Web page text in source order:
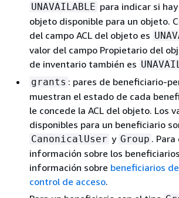
UNAVAILABLE para indicar si hay
objeto disponible para un objeto.
del campo ACL del objeto es
valor del campo Propietario del
de inventario también es
grants : pares de beneficiario-
muestran el estado de cada
le concede la ACL del objeto. Los
disponibles para un beneficiario
CanonicalUser y Group .
información sobre los
información sobre beneficiarios
control de acceso.